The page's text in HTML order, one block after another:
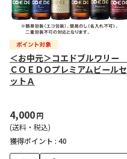
＜お中元＞コエドブルワリー
ＣＯＥＤＯプレミアムビールセ
ットＡ
4,000円
(送料・税込)
獲得ポイント : 40